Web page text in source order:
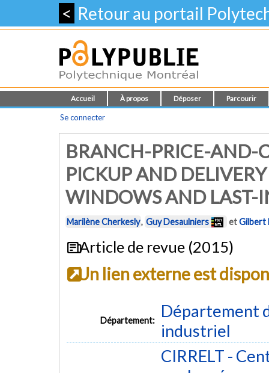
< Retour au portail
Accueil À propos Déposer Parcourir
Se connecter
BRANCH-PRICE-AND-
PICKUP AND
WINDOWS AND LAST-
Marilène Cherkesly, Guy Desaulniers etGilbert
Article de revue (2015)
Un lien externe est
Département:
Département
industriel
CIRRELT -